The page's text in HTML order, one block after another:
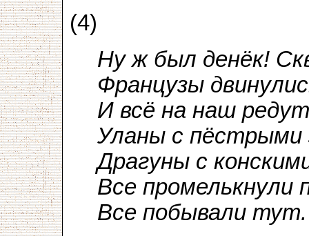
(4)
Ну ж был денёк!
Французы
И всё на наш
Уланы с пёстрыми
Драгуны с
Все промелькнули
Все побывали тут.